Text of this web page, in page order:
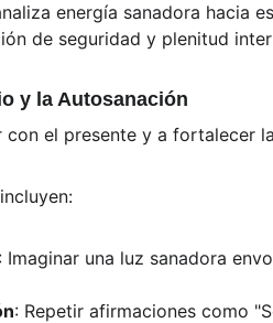
energía sanadora hacia
de seguridad y plenitud
y la Autosanación
el presente y a fortalecer
: Imaginar una luz sanadora
: Repetir afirmaciones como